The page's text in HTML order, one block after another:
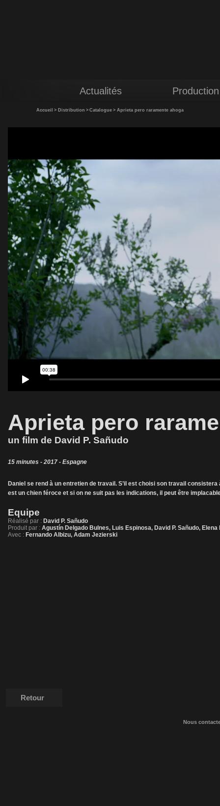
Actualités Production
Accueil > Distribution > Catalogue > Aprieta pero raramente ahoga
Aprieta pero
un film de David P. Sañudo
15 minutes - 2017 - Espagne
Daniel se rend à un entretien de travail. S’il est choisi son travail
est un chien féroce et si on ne suit pas les indications, il peut être
Equipe
Réalisé par : David P. Sañudo
Produit par : Agustín Delgado Bulnes, Luis Espinosa, David P. Sañudo, Elena
Avec : Fernando Albizu, Adam Jezierski
Retour
Nous